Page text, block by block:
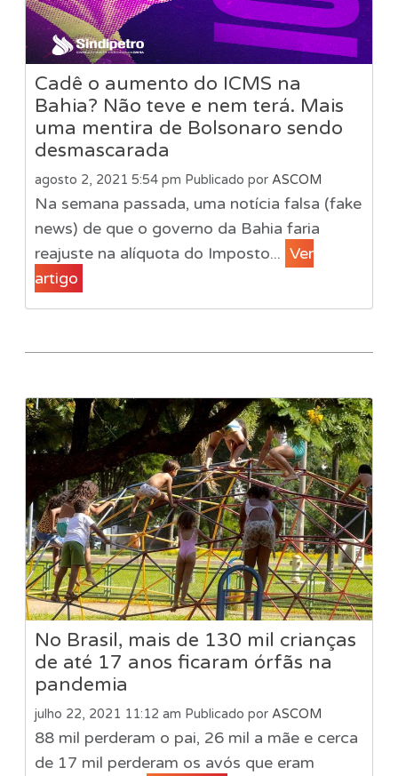
Cadê o aumento do ICMS na
Bahia? Não teve e nem terá. Mais
uma mentira de Bolsonaro sendo
desmascarada
agosto 2, 2021 5:54 pm Publicado por ASCOM
Na semana passada, uma notícia falsa (fake
news) de que o governo da Bahia faria
reajuste na alíquota do Imposto... Ver
artigo
No Brasil, mais de 130 mil crianças
de até 17 anos ficaram órfãs na
pandemia
julho 22, 2021 11:12 am Publicado por ASCOM
88 mil perderam o pai, 26 mil a mãe e cerca
de 17 mil perderam os avós que eram